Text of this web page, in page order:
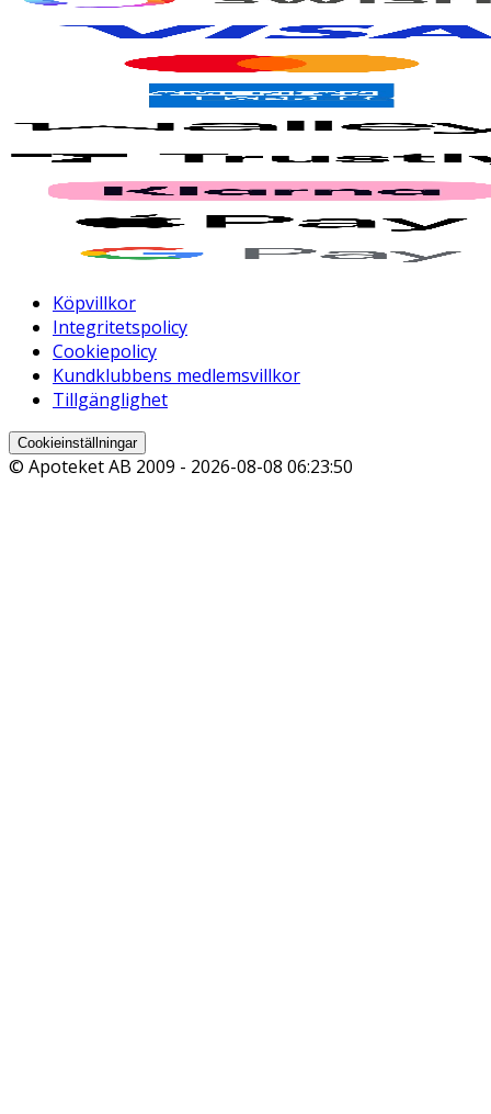
Köpvillkor
Integritetspolicy
Cookiepolicy
Kundklubbens medlemsvillkor
Tillgänglighet
Cookieinställningar
© Apoteket AB 2009 - 2026-08-08 06:23:50